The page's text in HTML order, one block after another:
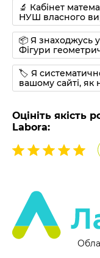
🔬 Кабінет
НУШ власного
📦 Я знаходжусь
Фігури
🏷 Я
вашому сайті, як
Оцініть якість
Labora: